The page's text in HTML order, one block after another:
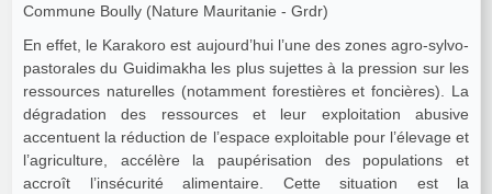
Commune Boully (Nature Mauritanie - Grdr)
En effet, le Karakoro est aujourd’hui l’une des zones agro-sylvo-
pastorales du Guidimakha les plus sujettes à la pression sur les
ressources naturelles (notamment forestières et foncières). La
dégradation des ressources et leur exploitation abusive
accentuent la réduction de l’espace exploitable pour l’élevage et
l’agriculture, accélère la paupérisation des populations et
accroît l’insécurité alimentaire. Cette situation est la